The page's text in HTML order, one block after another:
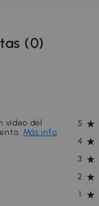
(0)
vídeo del
Más info
1
2
3
4
5